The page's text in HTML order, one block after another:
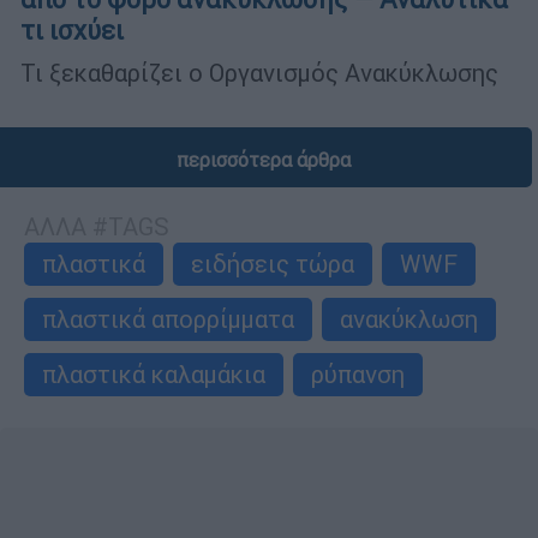
τι ισχύει
Τι ξεκαθαρίζει ο Οργανισμός Ανακύκλωσης
περισσότερα άρθρα
πλαστικά
ειδήσεις τώρα
WWF
πλαστικά απορρίμματα
ανακύκλωση
πλαστικά καλαμάκια
ρύπανση